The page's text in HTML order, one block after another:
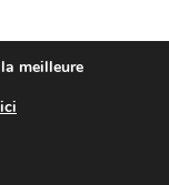
meilleure